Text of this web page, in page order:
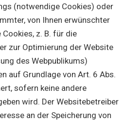
(notwendige Cookies) oder
von Ihnen erwünschter
z. B. für die
zur Optimierung der Website
des Webpublikums)
auf Grundlage von Art. 6 Abs.
sofern keine andere
wird. Der Websitebetreiber
an der Speicherung von